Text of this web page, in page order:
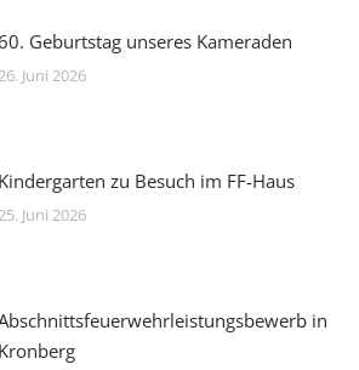
Geburtstag unseres Kameraden
Juni 2026
Kindergarten zu Besuch im FF-Haus
Juni 2026
in
Kronberg